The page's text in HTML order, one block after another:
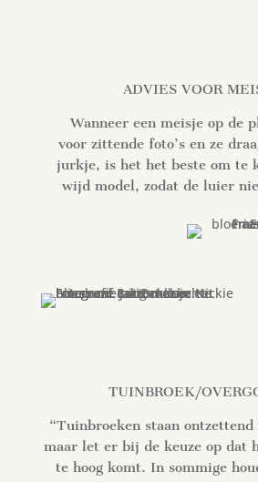
ADVIES VOOR
Wanneer een meisje op de
voor zittende foto’s en ze
jurkje, is het het beste om te
wijd model, zodat de luier
TUINBROEK/
“Tuinbroeken staan ontzettend
maar let er bij de keuze op dat
te hoog komt. In sommige